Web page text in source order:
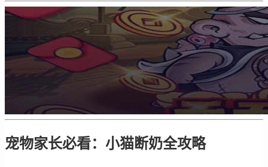
宠物家长必看：小猫断奶全攻略